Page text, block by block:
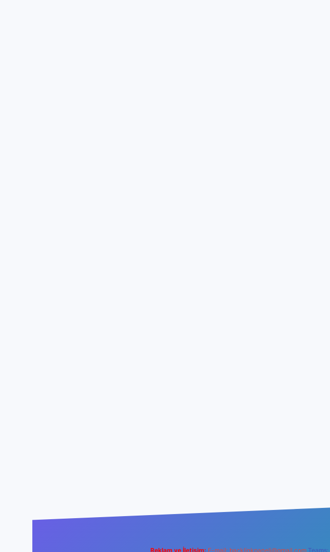
Reklam ve İletişim: E-mail: backlinkpaneli@gmail.com Teams: